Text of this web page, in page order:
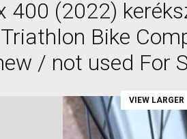
400 (2022)
Bike
/ not used For
VIEW LARGER